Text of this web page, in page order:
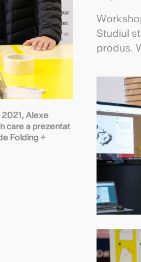
2021, Alexe
care a prezentat
Folding +
Studiul
produs.